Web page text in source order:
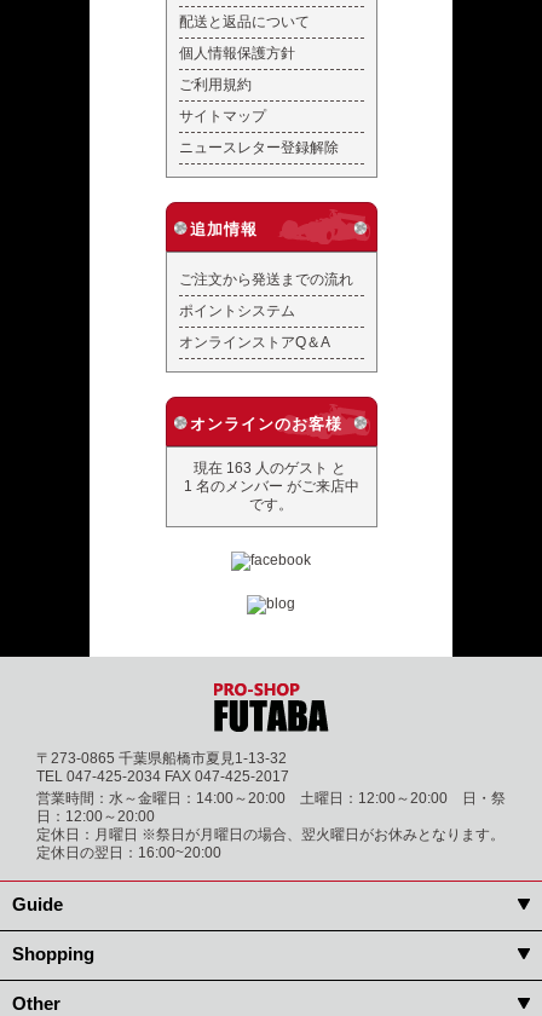
配送と返品について
個人情報保護方針
ご利用規約
サイトマップ
ニュースレター登録解除
追加情報
ご注文から発送までの流れ
ポイントシステム
オンラインストアQ＆A
オンラインのお客様
現在 163 人のゲスト と
1 名のメンバー がご来店中
です。
〒273-0865 千葉県船橋市夏見1-13-32
TEL 047-425-2034 FAX 047-425-2017
営業時間：水～金曜日：14:00～20:00 土曜日：12:00～20:00 日・祭
日：12:00～20:00
定休日：月曜日 ※祭日が月曜日の場合、翌火曜日がお休みとなります。
定休日の翌日：16:00~20:00
Guide
Shopping
Other